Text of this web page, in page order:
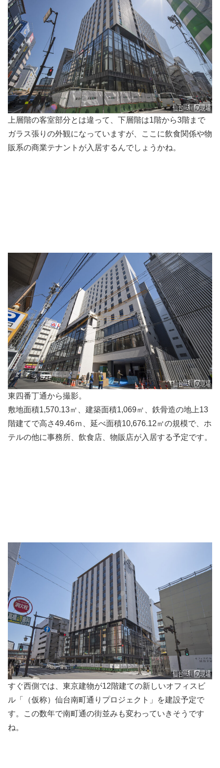
上層階の客室部分とは違って、下層階は1階から3階まで
ガラス張りの外観になっていますが、ここに飲食関係や物
販系の商業テナントが入居するんでしょうかね。
東四番丁通から撮影。
敷地面積1,570.13㎡、建築面積1,069㎡、鉄骨造の地上13
階建てで高さ49.46ｍ、延べ面積10,676.12㎡の規模で、ホ
テルの他に事務所、飲食店、物販店が入居する予定です。
すぐ西側では、東京建物が12階建ての新しいオフィスビ
ル「（仮称）仙台南町通りプロジェクト」を建設予定で
す。この数年で南町通の街並みも変わっていきそうです
ね。